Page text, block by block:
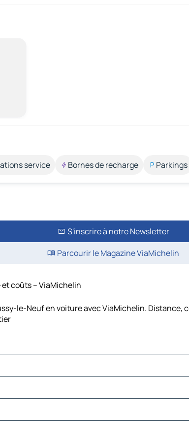
service Bornes de recharge Parkings
S'inscrire à notre Newsletter
Parcourir le Magazine ViaMichelin
coûts – ViaMichelin
le-Neuf en voiture avec ViaMichelin. Distance,